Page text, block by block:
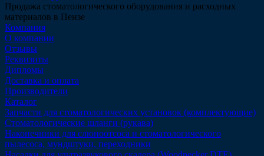
Продажа стоматологического оборудования и расходных
материалов в Пензе
Компания
О компании
Отзывы
Реквизиты
Дипломы
Доставка и оплата
Производители
Каталог
Запчасти для стоматологических установок (комплектующие)
Стоматологические шланги (рукава)
Наконечники для слюноотсоса и стоматологического
пылесоса, мундштуки, переходники